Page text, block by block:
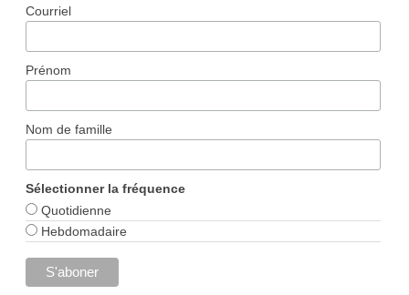
Courriel
Prénom
Nom de famille
Sélectionner la fréquence
Quotidienne
Hebdomadaire